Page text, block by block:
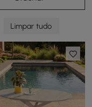
Limpar tudo